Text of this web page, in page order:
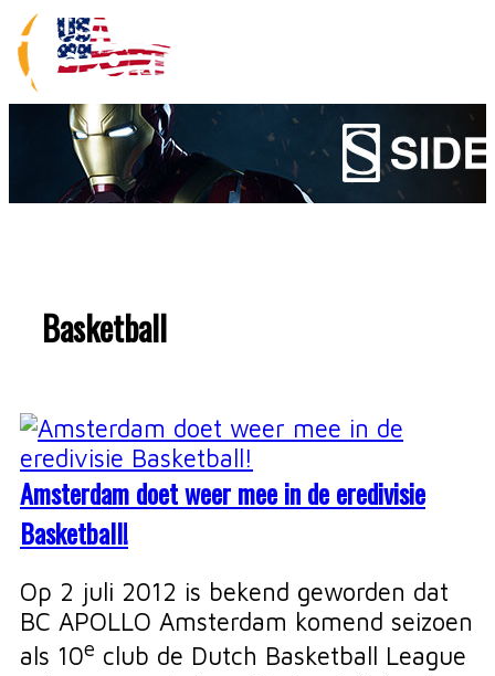
Basketball
Amsterdam doet weer mee in de eredivisie
Basketball!
Op 2 juli 2012 is bekend geworden dat
BC APOLLO Amsterdam komend seizoen
als 10e club de Dutch Basketball League